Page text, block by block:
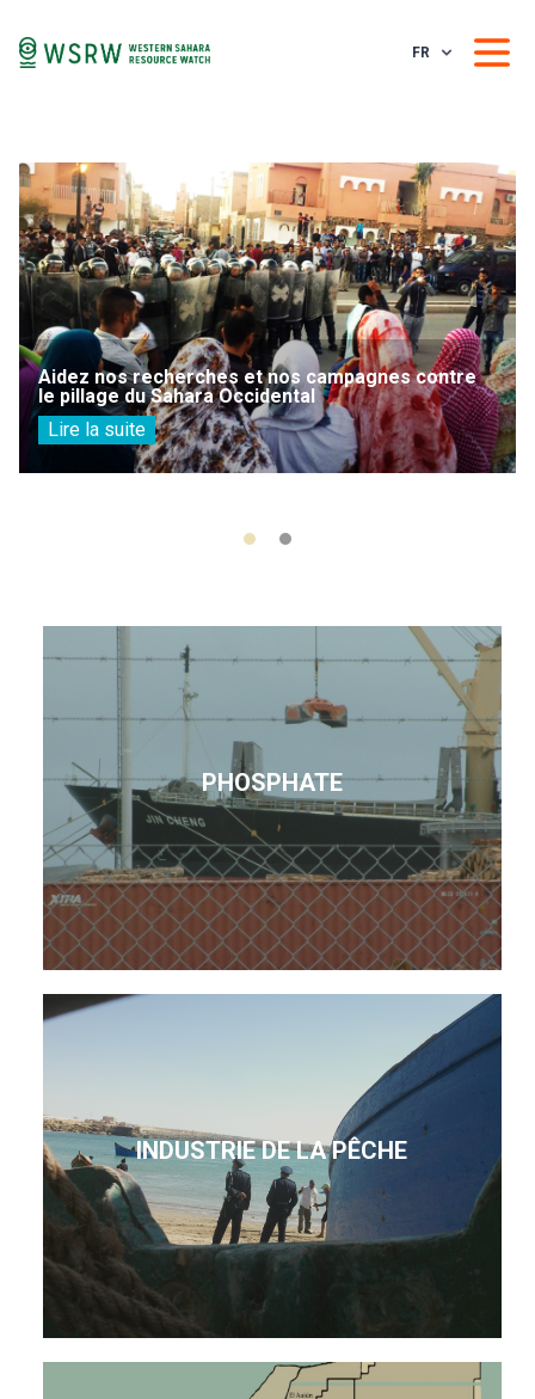
FR
Aidez nos recherches et nos campagnes contre
le pillage du Sahara Occidental
Lire la suite
PHOSPHATE
INDUSTRIE DE LA PÊCHE